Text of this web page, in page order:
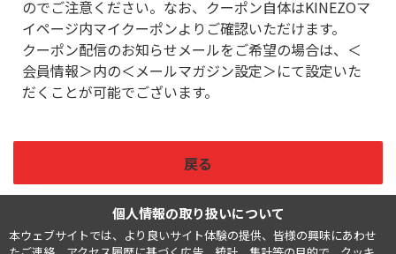
個人情報の取り扱いについて
本ウェブサイトでは、より良いサイト体験の提供、皆様の興味にあわせ
のでご注意ください。なお、クーポン自体はKINEZOマ
イページ内マイクーポンよりご確認いただけます。
クーポン配信のお知らせメールをご希望の場合は、＜
会員情報＞内の＜メールマガジン設定＞にて設定いた
だくことが可能でございます。
戻る